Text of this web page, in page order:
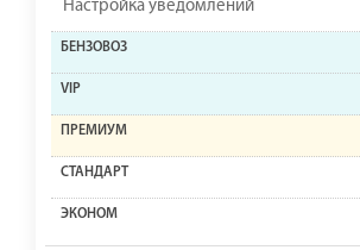
Настройка уведомлений